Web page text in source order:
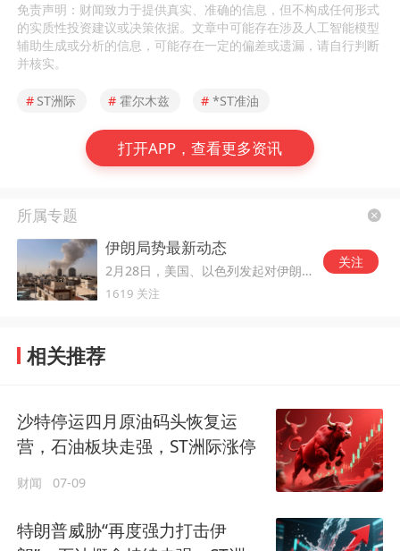
免责声明：财闻致力于提供真实、准确的信息，但不构成任何形式
的实质性投资建议或决策依据。文章中可能存在涉及人工智能模型
辅助生成或分析的信息，可能存在一定的偏差或遗漏，请自行判断
并核实。
# ST洲际 # 霍尔木兹 # *ST准油
打开APP，查看更多资讯
所属专题
伊朗局势最新动态
2月28日，美国、以色列发起对伊朗的军事打击。
1619 关注
关注
相关推荐
沙特停运四月原油码头恢复运
营，石油板块走强，ST洲际涨停
财闻 07-09
特朗普威胁“再度强力打击伊